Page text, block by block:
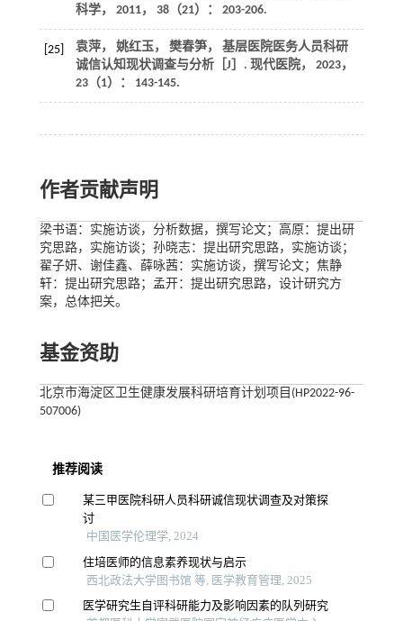
科学， 2011， 38（21）： 203-206.
[25]
袁萍， 姚红玉， 樊春笋， 基层医院医务人员科研
诚信认知现状调查与分析［J］. 现代医院， 2023，
23（1）： 143-145.
作者贡献声明
梁书语：实施访谈，分析数据，撰写论文；高原：提出研
究思路，实施访谈；孙晓志：提出研究思路，实施访谈；
翟子妍、谢佳鑫、薛咏茜：实施访谈，撰写论文；焦静
轩：提出研究思路；孟开：提出研究思路，设计研究方
案，总体把关。
基金资助
北京市海淀区卫生健康发展科研培育计划项目(HP2022-96-
507006)